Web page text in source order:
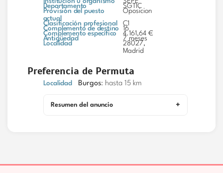
Departamento SGTIC
Provisión del puesto
actual
Oposicion
Clasificación profesional
C1
Complemento de destino 16
Complemento específico 4.161,64 €
Antigüedad 7 meses
Localidad
28027,
Madrid
Preferencia de Permuta
Localidad Burgos: hasta 15 km
Resumen del anuncio